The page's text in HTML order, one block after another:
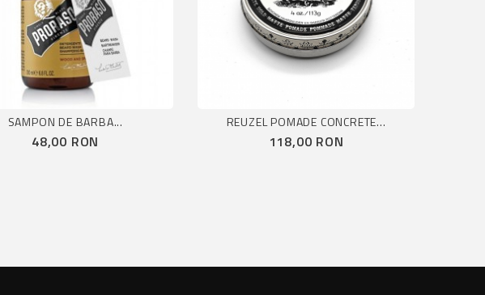
SAMPON DE BARBA...
Pret
48,00 RON
REUZEL POMADE CONCRETE...
Pret
118,00 RON